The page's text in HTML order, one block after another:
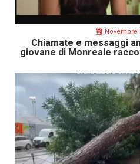
Novembre
Chiamate e messaggi
giovane di Monreale